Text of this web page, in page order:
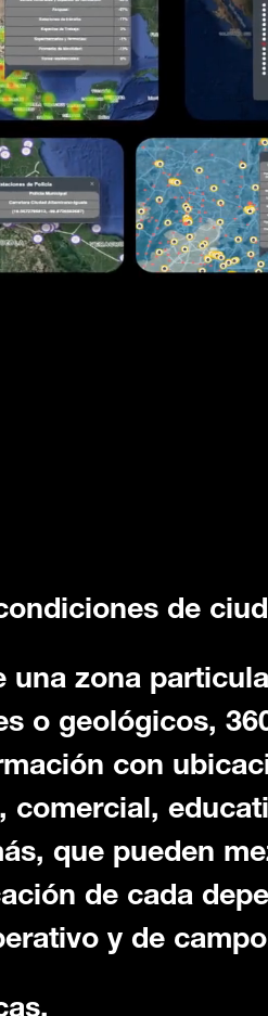
de
zona
o geológicos,
con
que pueden
de cada
y de